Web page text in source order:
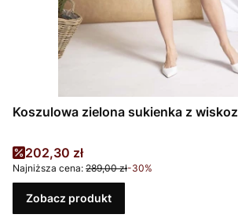
Koszulowa zielona sukienka z
Cena promocyjna
202,30 zł
Najniższa cena: 289,00 zł-30%
Zobacz produkt